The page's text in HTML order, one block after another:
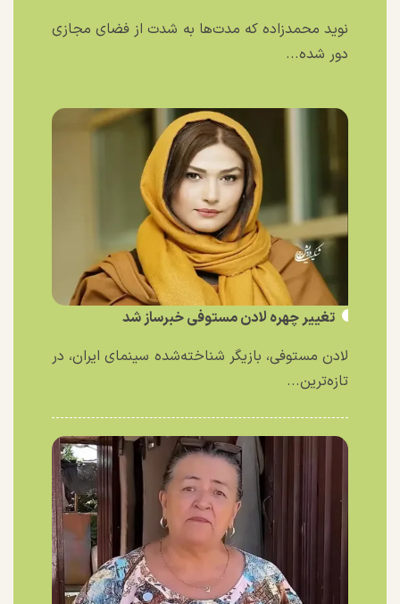
نوید محمدزاده که مدت‌ها به شدت از فضای مجازی
دور شده...
تغییر چهره لادن مستوفی خبرساز شد
لادن مستوفی، بازیگر شناخته‌شده سینمای ایران، در
تازه‌ترین...